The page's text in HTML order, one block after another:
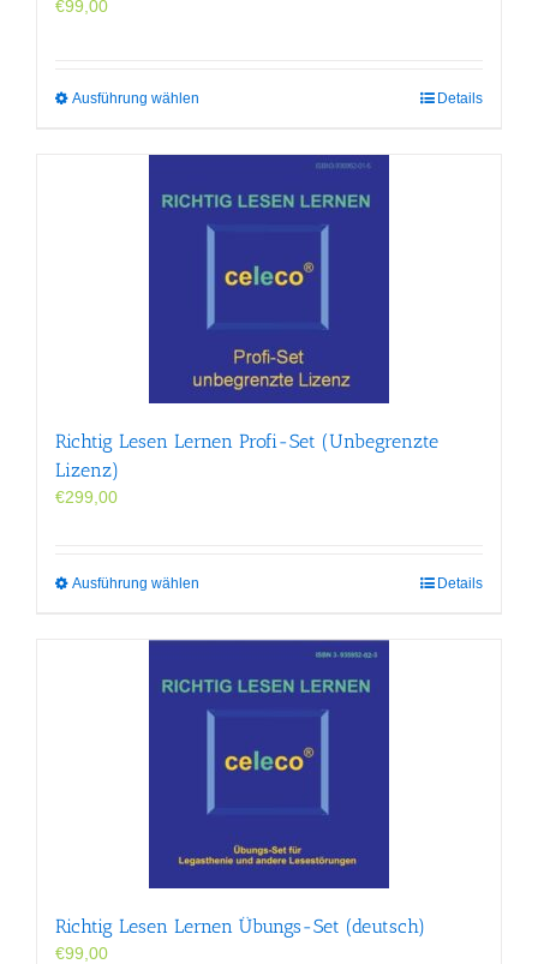
€99,00
Ausführung wählen
Varianten
auf.
Optionen
auf
Produktseite
gewählt
Details
Richtig Lesen Lernen Profi-Set (Unbegrenzte
Lizenz)
€299,00
Ausführung wählen
Varianten
auf.
Optionen
auf
Produktseite
gewählt
Details
Richtig Lesen Lernen Übungs-Set (deutsch)
€99,00